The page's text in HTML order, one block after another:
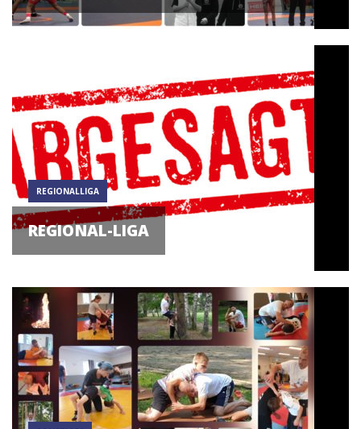
REGIONALLIGA
REGIONAL-LIGA